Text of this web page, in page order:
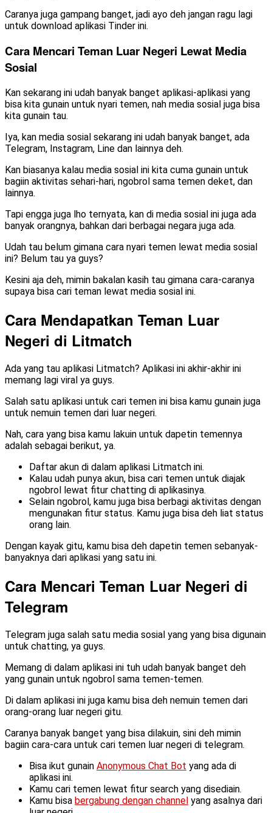
Caranya juga gampang banget, jadi ayo deh jangan ragu lagi
untuk download aplikasi Tinder ini.
Cara Mencari Teman Luar Negeri Lewat Media
Sosial
Kan sekarang ini udah banyak banget aplikasi-aplikasi yang
bisa kita gunain untuk nyari temen, nah media sosial juga bisa
kita gunain tau.
Iya, kan media sosial sekarang ini udah banyak banget, ada
Telegram, Instagram, Line dan lainnya deh.
Kan biasanya kalau media sosial ini kita cuma gunain untuk
bagiin aktivitas sehari-hari, ngobrol sama temen deket, dan
lainnya.
Tapi engga juga lho ternyata, kan di media sosial ini juga ada
banyak orangnya, bahkan dari berbagai negara juga ada.
Udah tau belum gimana cara nyari temen lewat media sosial
ini? Belum tau ya guys?
Kesini aja deh, mimin bakalan kasih tau gimana cara-caranya
supaya bisa cari teman lewat media sosial ini.
Cara Mendapatkan Teman Luar
Negeri di Litmatch
Ada yang tau aplikasi Litmatch? Aplikasi ini akhir-akhir ini
memang lagi viral ya guys.
Salah satu aplikasi untuk cari temen ini bisa kamu gunain juga
untuk nemuin temen dari luar negeri.
Nah, cara yang bisa kamu lakuin untuk dapetin temennya
adalah sebagai berikut, ya.
Daftar akun di dalam aplikasi Litmatch ini.
Kalau udah punya akun, bisa cari temen untuk diajak
ngobrol lewat fitur chatting di aplikasinya.
Selain ngobrol, kamu juga bisa berbagi aktivitas dengan
mengunakan fitur status. Kamu juga bisa deh liat status
orang lain.
Dengan kayak gitu, kamu bisa deh dapetin temen sebanyak-
banyaknya dari aplikasi yang satu ini.
Cara Mencari Teman Luar Negeri di
Telegram
Telegram juga salah satu media sosial yang yang bisa digunain
untuk chatting, ya guys.
Memang di dalam aplikasi ini tuh udah banyak banget deh
yang gunain untuk ngobrol sama temen-temen.
Di dalam aplikasi ini juga kamu bisa deh nemuin temen dari
orang-orang luar negeri gitu.
Caranya banyak banget yang bisa dilakuin, sini deh mimin
bagiin cara-cara untuk cari temen luar negeri di telegram.
Bisa ikut gunain Anonymous Chat Bot yang ada di
aplikasi ini.
Kamu cari temen lewat fitur search yang disediain.
Kamu bisa bergabung dengan channel yang asalnya dari